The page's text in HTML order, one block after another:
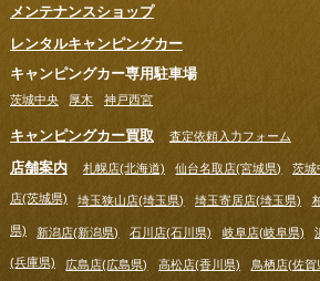
メンテナンスショップ
レンタルキャンピングカー
キャンピングカー専用駐車場
茨城中央 厚木 神戸西宮
キャンピングカー買取 査定依頼入力フォーム
店舗案内 札幌店(北海道) 仙台名取店(宮城県) 茨城
店(茨城県) 埼玉狭山店(埼玉県) 埼玉寄居店(埼玉県)
県) 新潟店(新潟県) 石川店(石川県) 岐阜店(岐阜県)
(兵庫県) 広島店(広島県) 高松店(香川県) 鳥栖店(佐賀